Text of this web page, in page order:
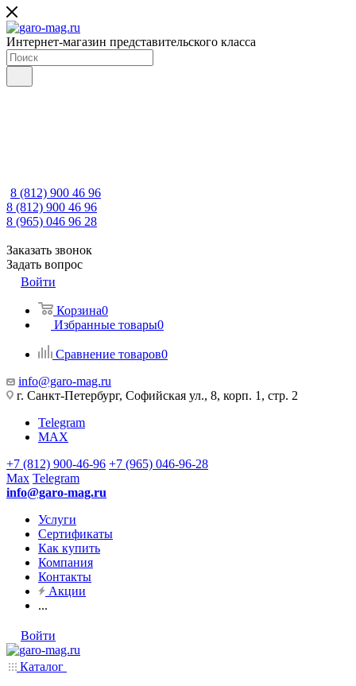
Интернет-магазин представительского класса
8 (812) 900 46 96
8 (812) 900 46 96
8 (965) 046 96 28
Заказать звонок
Задать вопрос
Войти
Корзина0
Избранные товары0
Сравнение товаров0
info@garo-mag.ru
г. Санкт-Петербург, Софийская ул., 8, корп. 1, стр. 2
Telegram
MAX
+7 (812) 900-46-96 +7 (965) 046-96-28
Max Telegram
info@garo-mag.ru
Услуги
Сертификаты
Как купить
Компания
Контакты
Акции
...
Войти
Каталог